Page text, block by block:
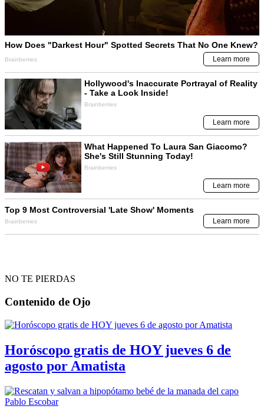
NO TE PIERDAS
Contenido de Ojo
Horóscopo gratis de HOY jueves 6 de
agosto por Amatista